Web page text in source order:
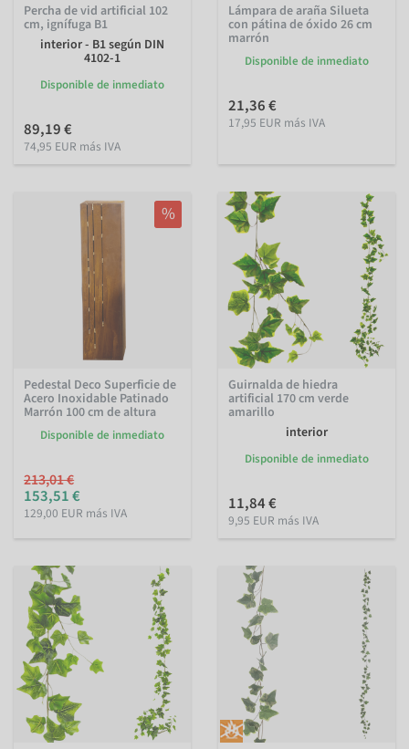
Percha de vid artificial 102
cm, ignífuga B1
interior - B1 según DIN
4102-1
Disponible de inmediato
89,19 €
74,95 EUR más IVA
Lámpara de araña Silueta
con pátina de óxido 26 cm
marrón
Disponible de inmediato
21,36 €
17,95 EUR más IVA
%
Pedestal Deco Superficie de
Acero Inoxidable Patinado
Marrón 100 cm de altura
Disponible de inmediato
213,01 €
153,51 €
129,00 EUR más IVA
Guirnalda de hiedra
artificial 170 cm verde
amarillo
interior
Disponible de inmediato
11,84 €
9,95 EUR más IVA